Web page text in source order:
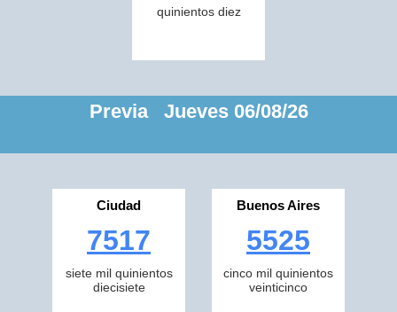
quinientos diez
Previa Jueves 06/08/26
Ciudad
7517
siete mil quinientos
diecisiete
Buenos Aires
5525
cinco mil quinientos
veinticinco